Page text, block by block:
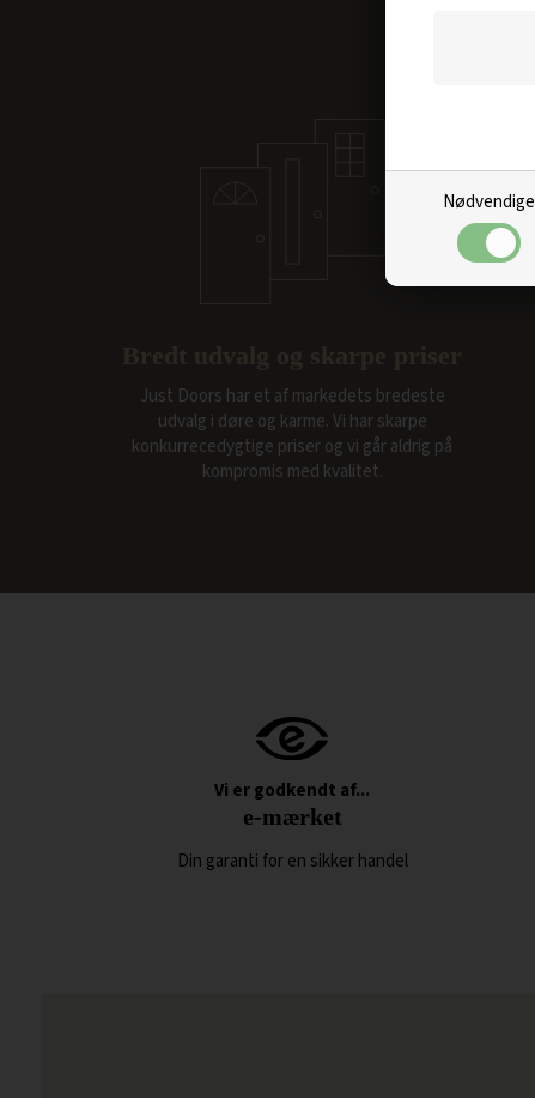
Nødvendige
Just Doors har et af markedets bredeste
udvalg i døre og karme. Vi har skarpe
konkurrecedygtige priser og vi går aldrig på
kompromis med kvalitet.
Vi er godkendt af...
e-mærket
Din garanti for en sikker handel